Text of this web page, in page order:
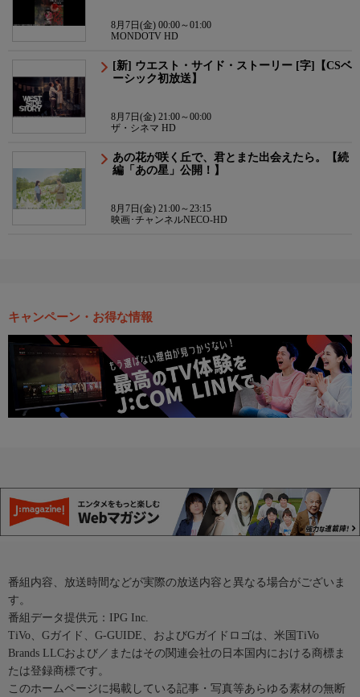
8月7日(金) 00:00～01:00
MONDOTV HD
[新] ウエスト・サイド・ストーリー [字]【CSベ
ーシック初放送】
8月7日(金) 21:00～00:00
ザ・シネマ HD
あの花が咲く丘で、君とまた出会えたら。【続
編「あの星」公開！】
8月7日(金) 21:00～23:15
映画･チャンネルNECO-HD
キャンペーン・お得な情報
番組内容、放送時間などが実際の放送内容と異なる場合がございま
す。
番組データ提供元：IPG Inc.
TiVo、Gガイド、G-GUIDE、およびGガイドロゴは、米国TiVo
Brands LLCおよび／またはその関連会社の日本国内における商標ま
たは登録商標です。
このホームページに掲載している記事・写真等あらゆる素材の無断